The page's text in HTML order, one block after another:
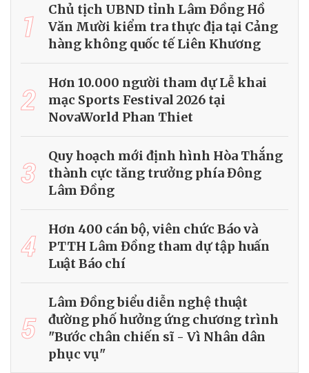
1
Chủ tịch UBND tỉnh Lâm Đồng Hồ
Văn Mười kiểm tra thực địa tại Cảng
hàng không quốc tế Liên Khương
2
Hơn 10.000 người tham dự Lễ khai
mạc Sports Festival 2026 tại
NovaWorld Phan Thiet
3
Quy hoạch mới định hình Hòa Thắng
thành cực tăng trưởng phía Đông
Lâm Đồng
4
Hơn 400 cán bộ, viên chức Báo và
PTTH Lâm Đồng tham dự tập huấn
Luật Báo chí
5
Lâm Đồng biểu diễn nghệ thuật
đường phố hưởng ứng chương trình
"Bước chân chiến sĩ - Vì Nhân dân
phục vụ"